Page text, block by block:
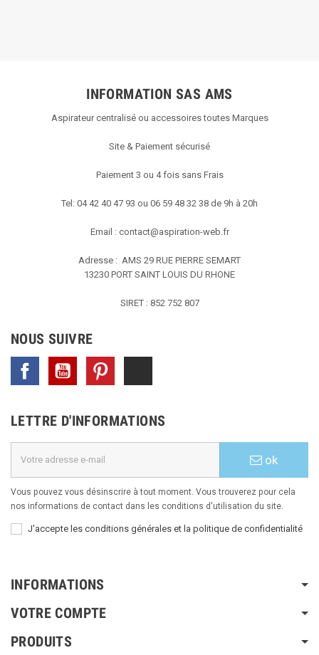
INFORMATION SAS AMS
Aspirateur centralisé ou accessoires toutes Marques
Site & Paiement sécurisé
Paiement 3 ou 4 fois sans Frais
Tel: 04 42 40 47 93 ou 06 59 48 32 38 de 9h à 20h
Email : contact@aspiration-web.fr
Adresse : AMS 29 RUE PIERRE SEMART
13230 PORT SAINT LOUIS DU RHONE
SIRET : 852 752 807
NOUS SUIVRE
Facebook YouTube
LETTRE D'INFORMATIONS
ok
Vous pouvez vous désinscrire à tout moment. Vous trouverez pour cela
nos informations de contact dans les conditions d'utilisation du site.
J'accepte les conditions générales et la politique de confidentialité
INFORMATIONS
VOTRE COMPTE
PRODUITS